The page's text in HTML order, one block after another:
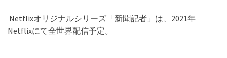
Netflixオリジナルシリーズ「新聞記者」は、2021年
Netflixにて全世界配信予定。